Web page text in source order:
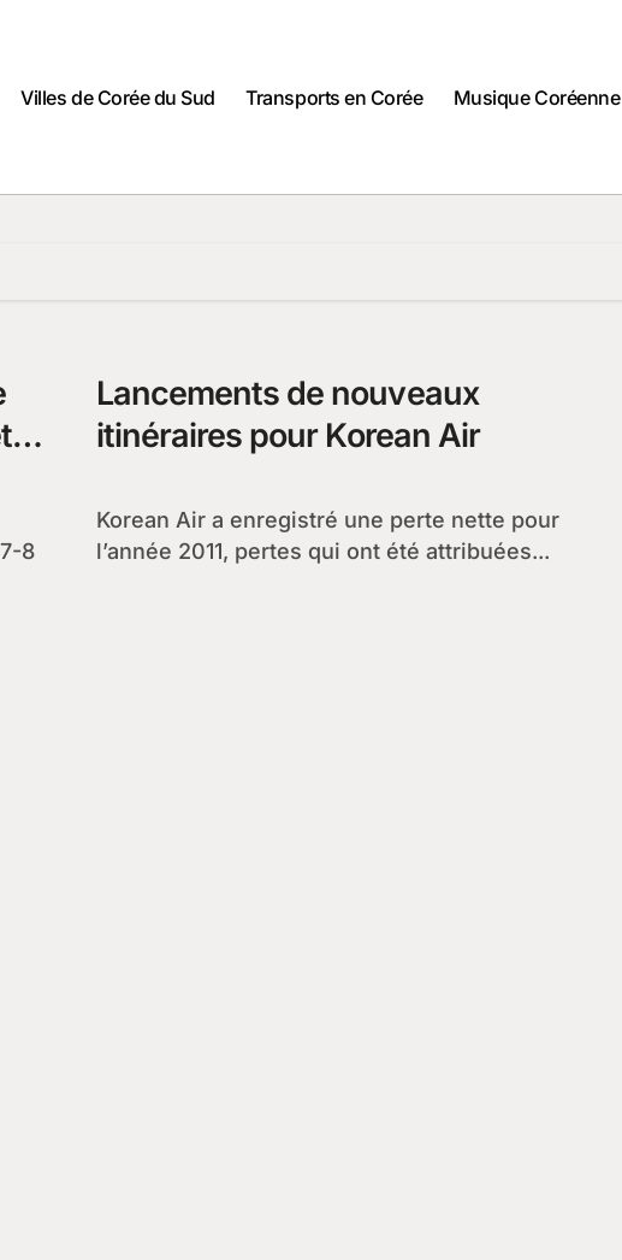
Villes de Corée du Sud
Transports en Corée Musique Coréenne
8
Lancements de nouveaux
itinéraires pour Korean Air
Korean Air a enregistré une perte nette pour
l’année 2011, pertes qui ont été attribuées...